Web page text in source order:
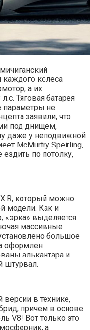
каждого колеса
а их
Тяговая батарея
параметры не
заявили, что
под днищем,
даже у неподвижной
McMurtry Speirling,
по потолку,
который можно
модели. Как и
«эрка» выделяется
массивные
большое
оформлен
алькантара и
штурвал.
версии в технике,
причем в основе
V8! Вот только это
а